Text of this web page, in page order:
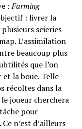
:Farming
: livrer la
scieries
L’assimilation
beaucoup plus
que l’on
la boue. Telle
récoltes dans la
joueur cherchera
pour
n’est d’ailleurs